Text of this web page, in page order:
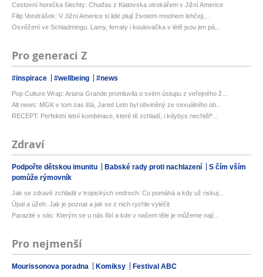
Cestovní horečka šlechty: Chuďas z Klatovska otrokářem v Jižní Americe
Filip Vondrášek: V Jižní Americe si lidé plují životem mnohem lehčeji,...
Osvěžení ve Schladmingu: Lamy, ferraty i koulovačka v létě jsou jen pá...
Pro generaci Z
#inspirace #wellbeing #news
Pop Culture Wrap: Ariana Grande promluvila o svém ústupu z veřejného ž...
Alt news: MGK v tom zas lítá, Jared Leto byl obviněný ze sexuálního ob...
RECEPT: Perfektní letní kombinace, které tě zchladí, i kdybys nechtěl*...
Zdraví
Podpořte dětskou imunitu Babské rady proti nachlazení
S čím vším
pomůže rýmovník
Jak se zdravě zchladit v tropických vedrech: Co pomáhá a kdy už riskuj...
Úpal a úžeh: Jak je poznat a jak se z nich rychle vyléčit
Parazité v nás: Kterým se u nás líbí a kde v našem těle je můžeme nají...
Pro nejmenší
Mourissonova poradna Komiksy Festival ABC